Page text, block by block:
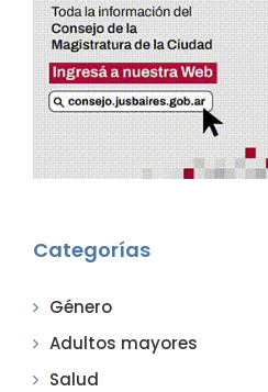
Categorías
Género
Adultos mayores
Salud